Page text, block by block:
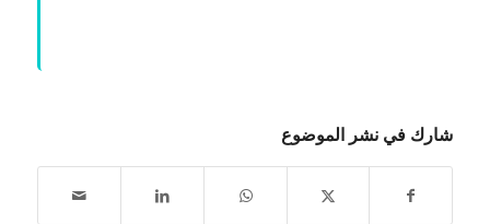
شارك في نشر الموضوع